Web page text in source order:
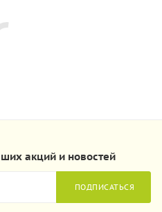
акций и новостей
ПОДПИСАТЬСЯ